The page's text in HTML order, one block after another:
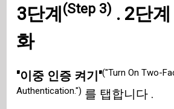
3단계 (Step 3) . 2단
화
"이중 인증 켜기"("Turn On Two-
Authentication.") 를 탭합니다 .